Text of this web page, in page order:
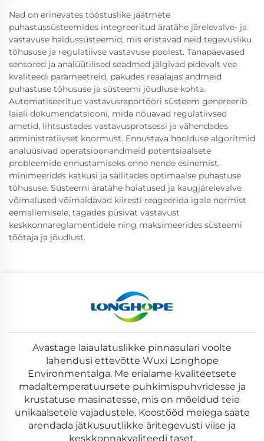
Nad on erinevates tööstuslike jäätmete
puhastussüsteemides integreeritud äratähe järelevalve- ja
vastavuse haldussüsteemid, mis eristavad neid tegevusliku
tõhususe ja regulatiivse vastavuse poolest. Tänapäevased
sensored ja analüütilised seadmed jälgivad pidevalt vee
kvaliteedi parameetreid, pakudes reaalajas andmeid
puhastuse tõhususe ja süsteemi jõudluse kohta.
Automatiseeritud vastavusraportööri süsteem genereerib
laiali dokumendatsiooni, mida nõuavad regulatiivsed
ametid, lihtsustades vastavusprotsessi ja vähendades
administratiivset koormust. Ennustava hoolduse algoritmid
analüüsivad operatsioonandmeid potentsiaalsete
probleemide ennustamiseks enne nende esinemist,
minimeerides katkusi ja säilitades optimaalse puhastuse
tõhususe. Süsteemi äratähe hoiatused ja kaugjärelevalve
võimalused võimaldavad kiiresti reageerida igale normist
eemallemisele, tagades püsivat vastavust
keskkonnareglamentidele ning maksimeerides süsteemi
töötaja ja jõudlust.
Avastage laiaulatuslikke pinnasulari voolte
lahendusi ettevõtte Wuxi Longhope
Environmentalga. Me erialame kvaliteetsete
madaltemperatuursete puhkimispuhvridesse ja
krustatuse masinatesse, mis on mõeldud teie
unikaalsetele vajadustele. Koostööd meiega saate
arendada jätkusuutlikke äritegevusti viise ja
keskkonnakvaliteedi taset.